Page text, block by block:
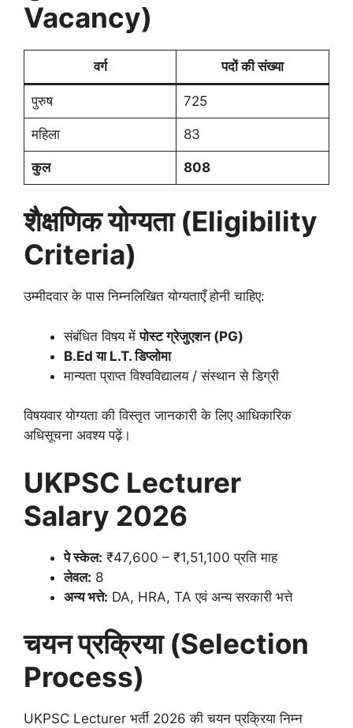
Vacancy)
वर्ग पदों की संख्या
पुरुष 725
महिला 83
कुल 808
शैक्षणिक योग्यता (Eligibility
Criteria)
उम्मीदवार के पास निम्नलिखित योग्यताएँ होनी चाहिए:
संबंधित विषय मेंपोस्ट ग्रेजुएशन (PG)
B.Ed या L.T. डिप्लोमा
मान्यता प्राप्त विश्वविद्यालय / संस्थान से डिग्री
विषयवार योग्यता की विस्तृत जानकारी के लिए आधिकारिक
अधिसूचना अवश्य पढ़ें।
UKPSC Lecturer
Salary 2026
पे स्केल: ₹47,600 – ₹1,51,100 प्रति माह
लेवल: 8
अन्य भत्ते: DA, HRA, TA एवं अन्य सरकारी भत्ते
चयन प्रक्रिया (Selection
Process)
UKPSC Lecturer भर्ती 2026 की चयन प्रक्रिया निम्न